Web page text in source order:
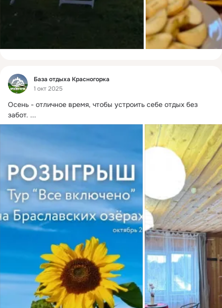
Фид
База отдыха Красногорка
1 окт 2025
Осень - отличное время, чтобы устроить себе отдых без
забот. ...